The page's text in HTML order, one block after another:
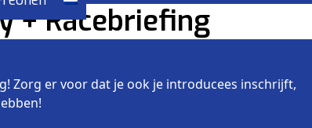
+ Racebriefing
Zorg er voor dat je ook je introducees inschrijft,